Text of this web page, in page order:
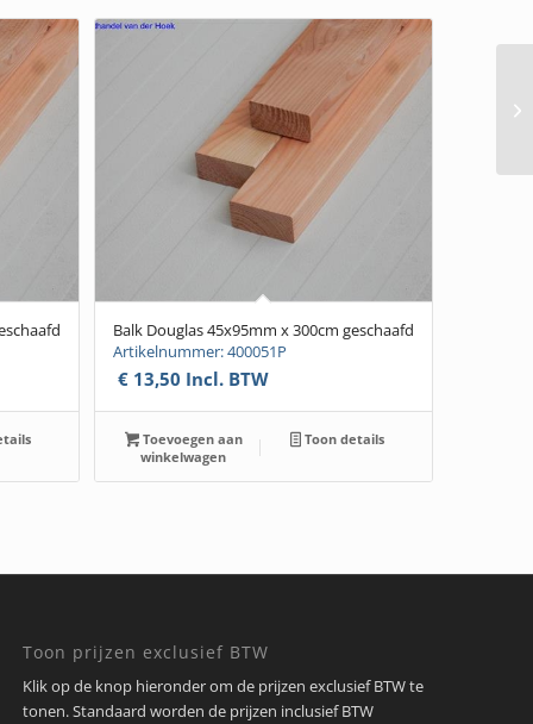
Balk Douglas 45x95mm x 300cm geschaafd
Artikelnummer: 400051P
€13,50 Incl. BTW
Toevoegen aan
winkelwagen
Toon details
Toon prijzen exclusief BTW
Klik op de knop hieronder om de prijzen exclusief BTW te
tonen. Standaard worden de prijzen inclusief BTW